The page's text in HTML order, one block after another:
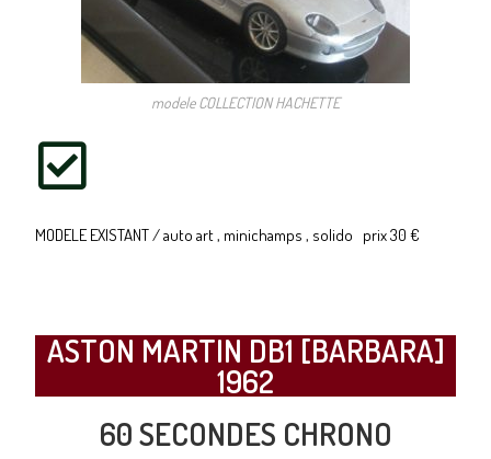
modele COLLECTION HACHETTE
MODELE EXISTANT / auto art , minichamps , solido prix 30 €
ASTON MARTIN DB1 [BARBARA]
1962
60 SECONDES CHRONO